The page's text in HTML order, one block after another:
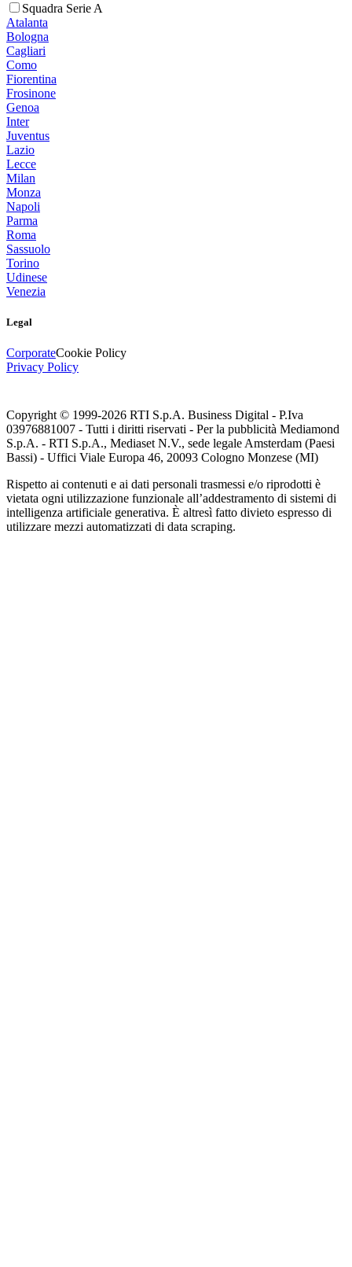
Squadra Serie A
Atalanta
Bologna
Cagliari
Como
Fiorentina
Frosinone
Genoa
Inter
Juventus
Lazio
Lecce
Milan
Monza
Napoli
Parma
Roma
Sassuolo
Torino
Udinese
Venezia
Legal
CorporateCookie Policy
Privacy Policy
Copyright © 1999-2026 RTI S.p.A. Business Digital - P.Iva
03976881007 - Tutti i diritti riservati - Per la pubblicità Mediamond
S.p.A. - RTI S.p.A., Mediaset N.V., sede legale Amsterdam (Paesi
Bassi) - Uffici Viale Europa 46, 20093 Cologno Monzese (MI)
Rispetto ai contenuti e ai dati personali trasmessi e/o riprodotti è
vietata ogni utilizzazione funzionale all’addestramento di sistemi di
intelligenza artificiale generativa. È altresì fatto divieto espresso di
utilizzare mezzi automatizzati di data scraping.